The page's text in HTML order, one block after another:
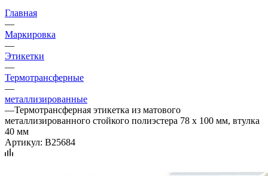
Главная
—
Маркировка
—
Этикетки
—
Термотрансферные
—
металлизированные
—Термотрансферная этикетка из матового
металлизированного стойкого полиэстера 78 x 100 мм, втулка
40 мм
Артикул: B25684